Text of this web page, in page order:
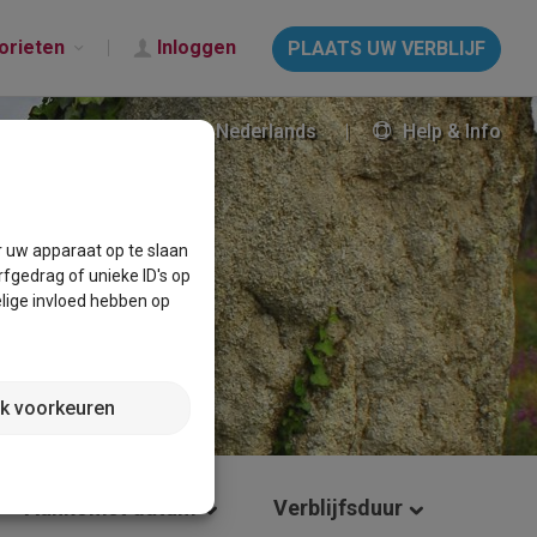
Inloggen PLAATS UW VERBLIJF
Nederlands Help & Info
Verblijfsduur
apparaat op te slaan
of unieke ID's op
invloed hebben op
voorkeuren